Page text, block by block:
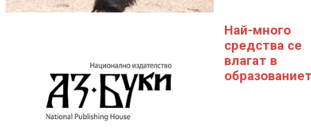
Най-много
средства се
влагат в